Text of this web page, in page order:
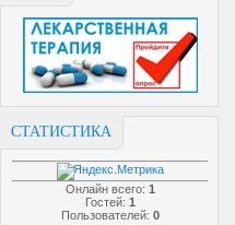
СТАТИСТИКА
Онлайн всего: 1
Гостей: 1
Пользователей: 0